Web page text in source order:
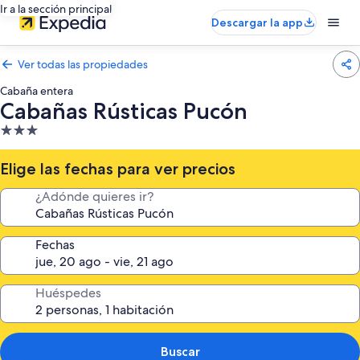
Ir a la sección principal
Descargar la app
Ver todas las propiedades
Cabaña entera
Cabañas Rústicas Pucón
Propiedad
de
3.0
estrellas
Elige las fechas para ver precios
¿Adónde quieres ir?
Fechas
Huéspedes
Buscar